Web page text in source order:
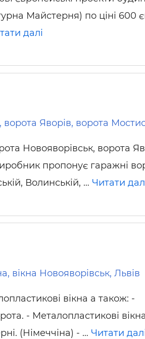
Майстерня) по ціні 600
далі
Яворів, ворота
Новояворівськ, ворота
пропонує гаражні
Волинській, … Читати
вікна Новояворівськ, Львів
вікна а також: -
- Металопластикові
(Німеччіна) - … Читати